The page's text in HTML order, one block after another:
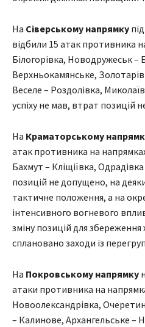
На Сіверському напрямку
відбили 15 атак противника
Білогорівка, Новодружеськ –
Верхньокамянське,
Веселе – Роздолівка,
успіху не мав, втрат позицій
На Краматорському
атак противника на
Бахмут – Кліщіївка,
позицій не допущено, на
тактичне положення, а на
інтенсивного вогневого
зміну позицій для
сплановано заходи із
На Покровському напрямку
атаки противника на
Новоолександрівка,
– Калинове, Архангельське –